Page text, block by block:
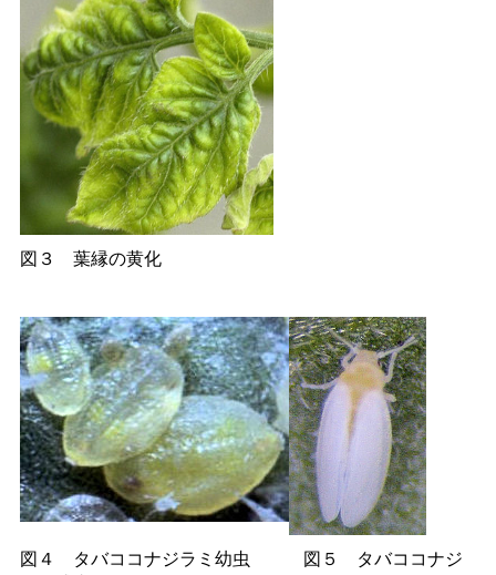
図 ３ 葉縁の黄化
図４ タバココナジラミ幼虫 図 ５ タバココナジ